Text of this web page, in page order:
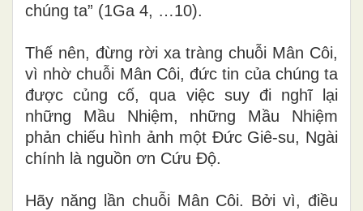
chúng ta” (1Ga 4, …10).
Thế nên, đừng rời xa tràng chuỗi Mân Côi,
vì nhờ chuỗi Mân Côi, đức tin của chúng ta
được củng cố, qua việc suy đi nghĩ lại
những Mầu Nhiệm, những Mầu Nhiệm
phản chiếu hình ảnh một Đức Giê-su, Ngài
chính là nguồn ơn Cứu Độ.
Hãy năng lần chuỗi Mân Côi. Bởi vì, điều